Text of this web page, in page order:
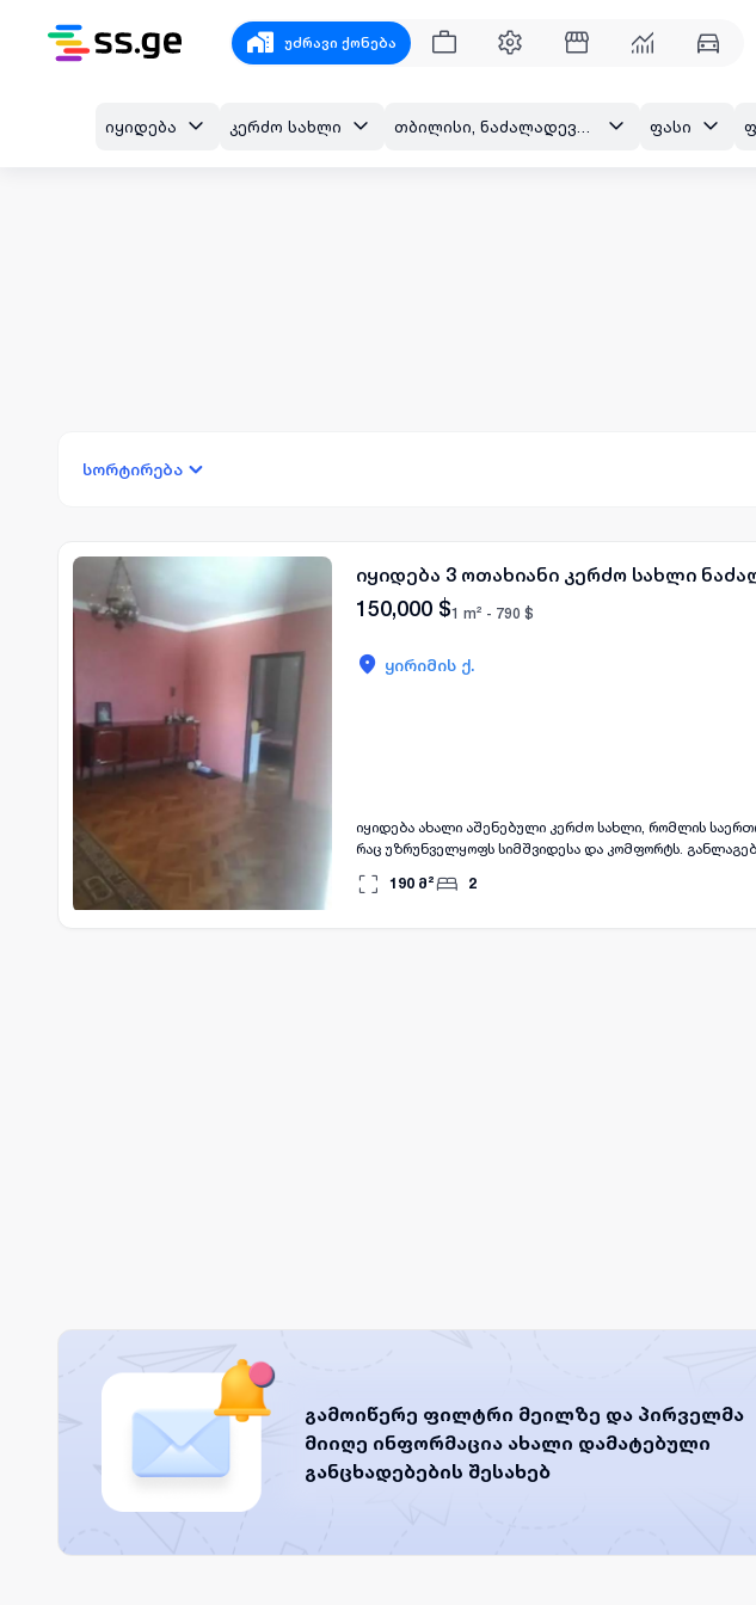
უძრავი ქონება
იყიდება კერძო სახლი ფასი
სორტირება
იყიდება 3 ოთახიანი კერძო სახლი
150,000 $1 m² - 790 $
ყირიმის ქ.
იყიდება ახალი აშენებული კერძო სახლი, რომლის
რაც უზრუნველყოფს სიმშვიდესა და კომფორტს.
მდგომარეობით. აქ შეგიძლიათ შექმნათ მყუდრო და
190 მ² 2
გამოიწერე ფილტრი მეილზე და პირველმა
მიიღე ინფორმაცია ახალი დამატებული
განცხადებების შესახებ